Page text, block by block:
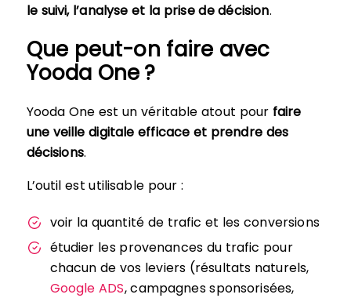
le suivi, l’analyse et la prise de décision.
Que peut-on faire avec
Yooda One ?
Yooda One est un véritable atout pour faire
une veille digitale efficace et prendre des
décisions.
L’outil est utilisable pour :
voir la quantité de trafic et les conversions
étudier les provenances du trafic pour
chacun de vos leviers (résultats naturels,
Google ADS, campagnes sponsorisées,